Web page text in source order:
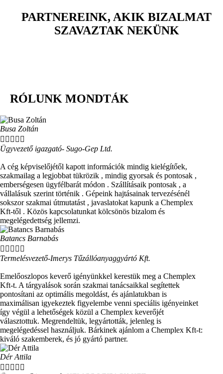
PARTNEREINK, AKIK BIZALMAT
SZAVAZTAK NEKÜNK
RÓLUNK MONDTÁK​​
Busa Zoltán
    
Ügyvezető igazgató- Sugo-Gep Ltd.
A cég képviselőjétől kapott információk mindig kielégítőek,
szakmailag a legjobbat tükrözik , mindig gyorsak és pontosak ,
emberségesen ügyfélbarát módon . Szállításaik pontosak , a
vállalásuk szerint történik . Gépeink hajtásainak tervezésénél
sokszor szakmai útmutatást , javaslatokat kapunk a Chemplex
Kft-től . Közös kapcsolatunkat kölcsönös bizalom és
megelégedettség jellemzi.
Batancs Barnabás
    
Termelésvezető-Imerys Tűzállóanyaggyártó Kft.
Emelőoszlopos keverő igényünkkel kerestük meg a Chemplex
Kft-t. A tárgyalások során szakmai tanácsaikkal segítettek
pontosítani az optimális megoldást, és ajánlatukban is
maximálisan igyekeztek figyelembe venni speciális igényeinket
így végül a lehetőségek közül a Chemplex keverőjét
választottuk. Megrendeltük, legyártották, jelenleg is
megelégedéssel használjuk. Bárkinek ajánlom a Chemplex Kft-t:
kiváló szakemberek, és jó gyártó partner.
Dér Attila
    